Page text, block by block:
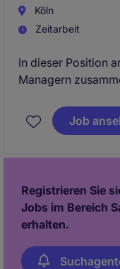
Köln
Zeitarbeit
In dieser Position
Managern
Objektverwaltung.
Unterlagen,
Job
Registrieren Sie
Jobs im Bereich
erhalten.